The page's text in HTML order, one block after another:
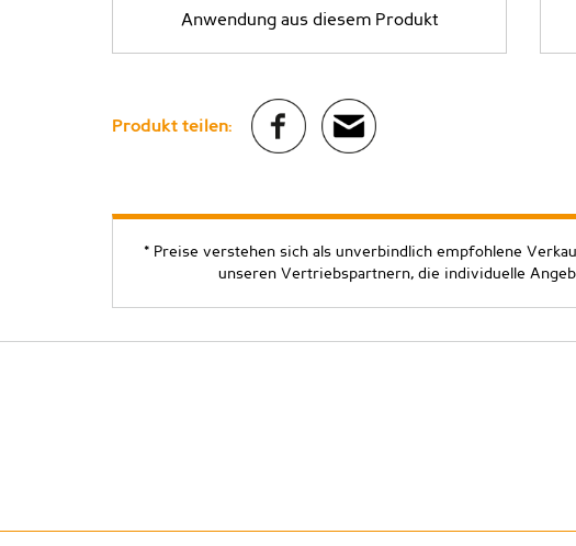
Anwendung aus diesem Produkt
Produkt teilen:
* Preise verstehen sich als unverbindlich empfohlene
unseren Vertriebspartnern, die individuelle